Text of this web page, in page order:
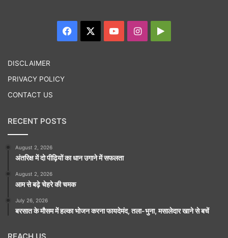
Facebook YouTubeInstagram
DISCLAIMER
PRIVACY POLICY
CONTACT US
RECENT POSTS
August 2, 2026
अंतरिक्ष में दो पीढ़ियों का धान उगाने में सफलता
August 2, 2026
आम से बढ़े चेहरे की चमक
July 26, 2026
बरसात के मौसम में हल्का भोजन करना फायदेमंद, तला-भुना, मसालेदार खाने से बचें
REACH US